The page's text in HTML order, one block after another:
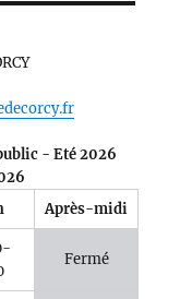
- Eté 2026
Après-midi
Fermé